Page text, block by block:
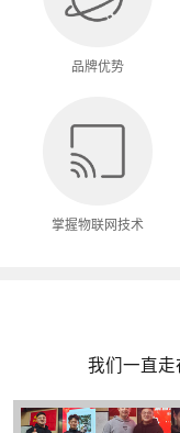
品牌优势
掌握物联网技术
我们一直